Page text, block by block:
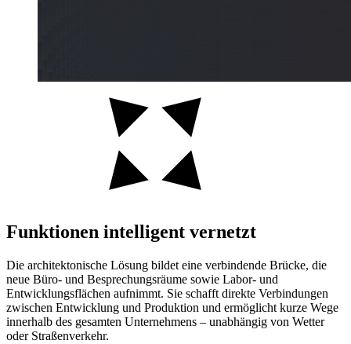
Funktionen intelligent vernetzt
Die architektonische Lösung bildet eine verbindende Brücke, die
neue Büro- und Besprechungsräume sowie Labor- und
Entwicklungsflächen aufnimmt. Sie schafft direkte Verbindungen
zwischen Entwicklung und Produktion und ermöglicht kurze Wege
innerhalb des gesamten Unternehmens – unabhängig von Wetter
oder Straßenverkehr.